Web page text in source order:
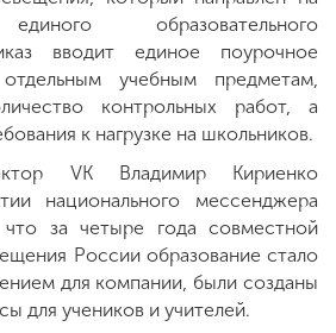
образовательного
вводит единое поурочное
учебным предметам,
контрольных работ, а
к нагрузке на школьников.
VK Владимир Кириенко
национального мессенджера
за четыре года совместной
России образование стало
для компании, были созданы
для учеников и учителей.